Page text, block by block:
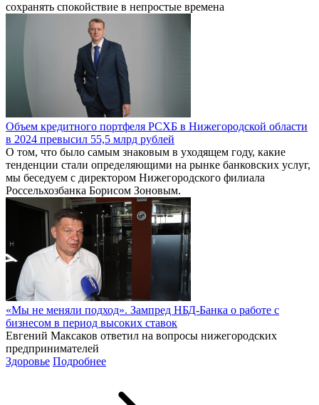
сохранять спокойствие в непростые времена
Объем кредитного портфеля РСХБ в Нижегородской области
в 2024 превысил 55,5 млрд рублей
О том, что было самым знаковым в уходящем году, какие
тенденции стали определяющими на рынке банковских услуг,
мы беседуем с директором Нижегородского филиала
Россельхозбанка Борисом Зоновым.
«Мы не меняли подход». Зампред НБД-Банка о работе с
бизнесом в период высоких ставок
Евгений Максаков ответил на вопросы нижегородских
предпринимателей
Здоровье Подробнее